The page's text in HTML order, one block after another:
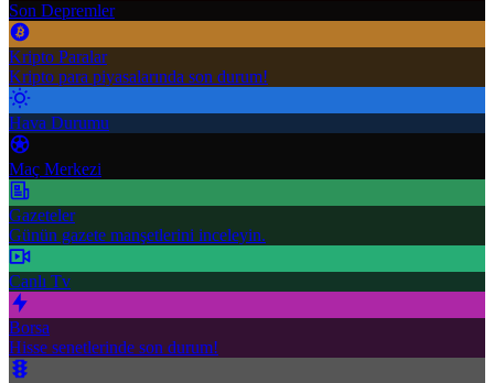
Son Depremler
Kripto Paralar
Kripto para piyasalarında son durum!
Hava Durumu
Maç Merkezi
Gazeteler
Günün gazete manşetlerini inceleyin.
Canlı Tv
Borsa
Hisse senetlerinde son durum!